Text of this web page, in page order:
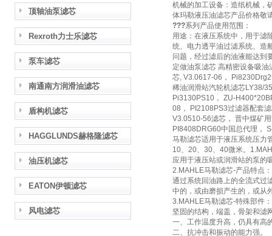
顶轴油泵滤芯
Rexroth力士乐滤芯
泵车滤芯
南通南方润滑油滤芯
盾构机滤芯
HAGGLUNDS赫格隆滤芯
油压机滤芯
EATON伊顿滤芯
风电滤芯
机械的加工设备：造纸机械，
体玛勒液压油滤芯产品价格敬
???系列产品使用范围：
用途：在液压系统中，用于滤
统、电力透平油过滤系统、造
问题，经过滤后的油液能达到
定做油泵滤芯 高精密设备吸
芯, V3.0617-06，
稀油润滑站汽轮机滤芯LY38/
Pi3130PS10， ZU-
08， PI2108PS3过滤器配套
V3.0510-56滤芯， 晋中煤矿
PI8408DRG60中国总代理，
马勒滤芯适用于液压系统压力
10、20、30、40微米。
应用于液压站或润滑站的泵的
2.MAHLE马勒滤芯-产品特点：
通过系统回油路上的全流式过
中的，或由磨损产生的，或从
3.MAHLE马勒滤芯-特殊部件：
坚固的结构，端盖，骨架和滤
一、工作温度升高，仍具有高
二、抗冲击和振动的能力强。